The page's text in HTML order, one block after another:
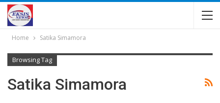
Home Satika Simamora
Browsing Tag
Satika Simamora